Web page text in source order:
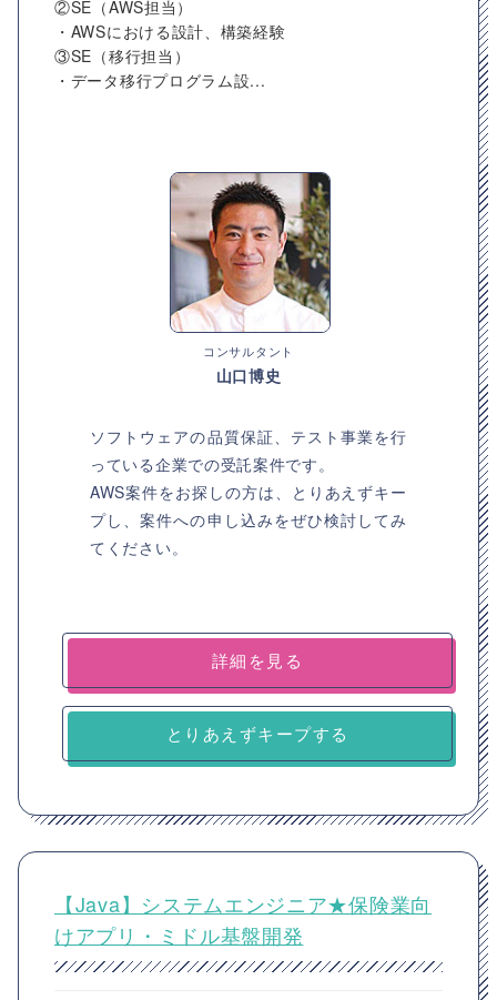
②SE（AWS担当）
・AWSにおける設計、構築経験
③SE（移行担当）
・データ移行プログラム設...
コンサルタント
山口博史
ソフトウェアの品質保証、テスト事業を行
っている企業での受託案件です。
AWS案件をお探しの方は、とりあえずキー
プし、案件への申し込みをぜひ検討してみ
てください。
詳細を見る
とりあえずキープする
【Java】システムエンジニア★保険業向
けアプリ・ミドル基盤開発